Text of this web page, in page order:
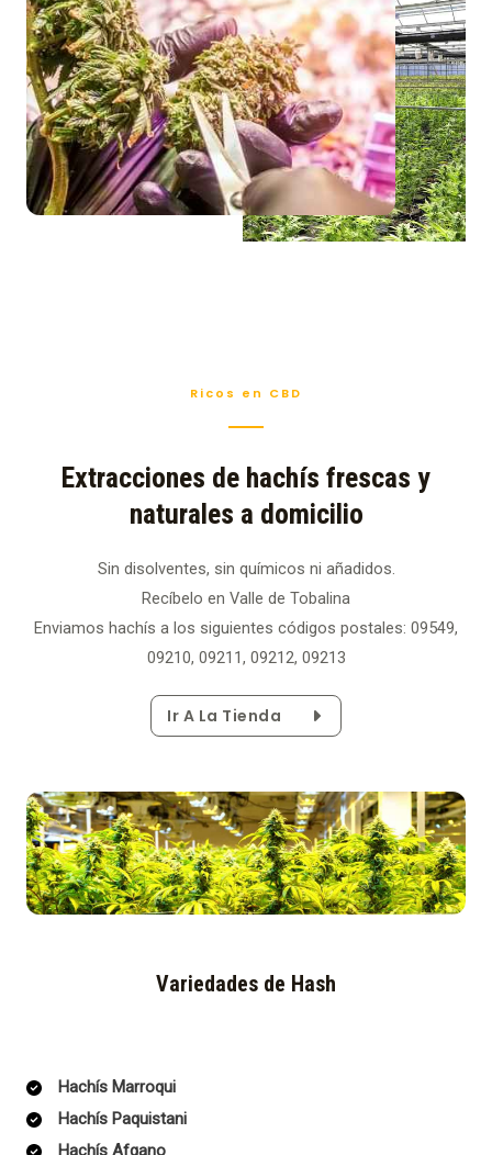
Ricos en CBD
Extracciones de hachís frescas y
naturales a domicilio
Sin disolventes, sin químicos ni añadidos.
Recíbelo en Valle de Tobalina
Enviamos hachís a los siguientes códigos postales: 09549,
09210, 09211, 09212, 09213
Ir A La Tienda
Variedades de Hash
Hachís Marroqui
Hachís Paquistani